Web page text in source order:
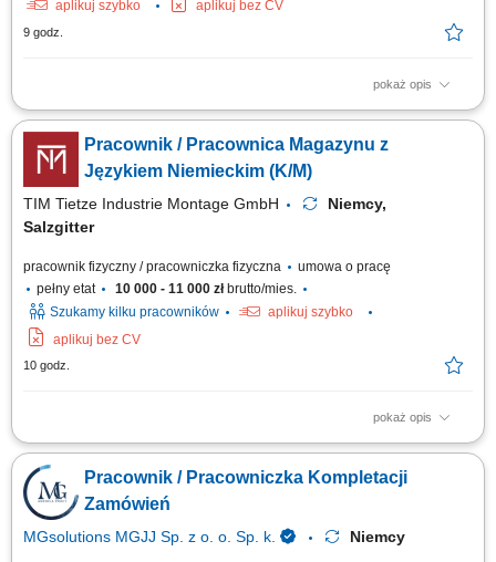
aplikuj szybko
aplikuj bez CV
9 godz.
pokaż opis
Opis stanowiska: Realizowanie procesów logistycznych obejmujących
kompletowanie zamówień, pakowanie towaru oraz szykowanie paczek do
wysyłki. Sprawny odbiór i wydawanie asortymentu magazynowego oraz
nadzór nad załadunkiem i rozładunkiem pojazdów dostawczych.
Prowadzenie weryfikacji...
Pracownik / Pracownica Magazynu z
Językiem Niemieckim (K/M)
TIM Tietze Industrie Montage GmbH
Niemcy,
Salzgitter
pracownik fizyczny / pracowniczka fizyczna
umowa o pracę
pełny etat
10 000 - 11 000 złbrutto/mies.
Szukamy kilku pracowników
aplikuj szybko
aplikuj bez CV
10 godz.
pokaż opis
Opis stanowiska: Przygotowywanie elementów oraz asortymentu
magazynowego do bezpiecznego transportu i wysyłki. Szybkie i
bezbłędne kompletowanie zamówień zgodnie z wytycznymi i kartami
technologicznymi. Przepakowywanie oraz sortowanie asortymentu z
zachowaniem najwyższych wymogów...
Pracownik / Pracowniczka Kompletacji
Zamówień
MGsolutions MGJJ Sp. z o. o. Sp. k. Niemcy